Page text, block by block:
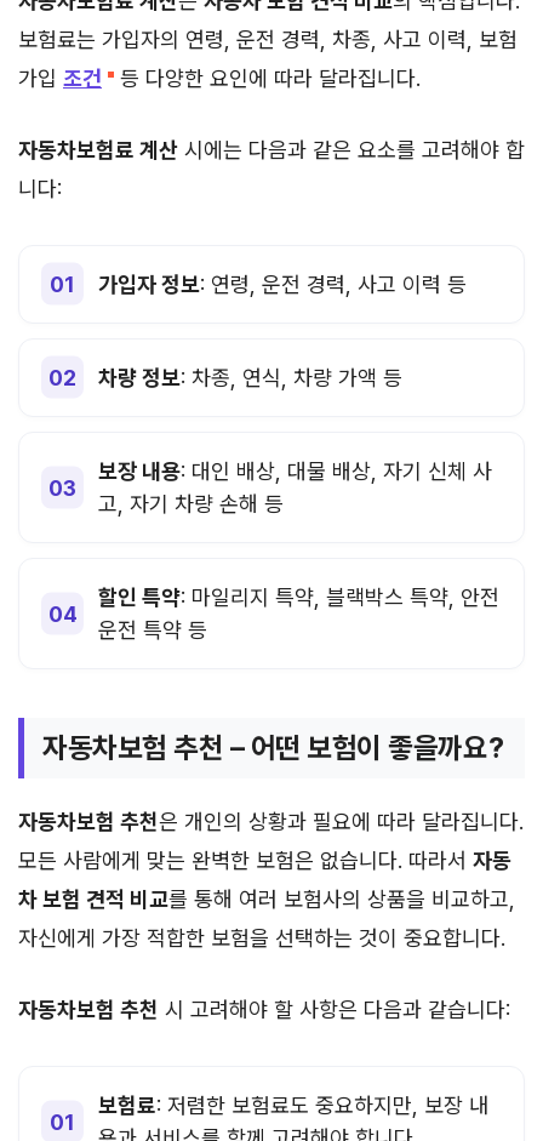
보험료는 가입자의 연령, 운전 경력, 차종, 사고 이력, 보험
가입 조건 등 다양한 요인에 따라 달라집니다.
자동차보험료 계산 시에는 다음과 같은 요소를 고려해야 합
니다:
가입자 정보: 연령, 운전 경력, 사고 이력 등
차량 정보: 차종, 연식, 차량 가액 등
보장 내용: 대인 배상, 대물 배상, 자기 신체 사
고, 자기 차량 손해 등
할인 특약: 마일리지 특약, 블랙박스 특약, 안전
운전 특약 등
자동차보험 추천 – 어떤 보험이 좋을까요?
자동차보험 추천은 개인의 상황과 필요에 따라 달라집니다.
모든 사람에게 맞는 완벽한 보험은 없습니다. 따라서 자동
차 보험 견적 비교를 통해 여러 보험사의 상품을 비교하고,
자신에게 가장 적합한 보험을 선택하는 것이 중요합니다.
자동차보험 추천 시 고려해야 할 사항은 다음과 같습니다:
보험료: 저렴한 보험료도 중요하지만, 보장 내